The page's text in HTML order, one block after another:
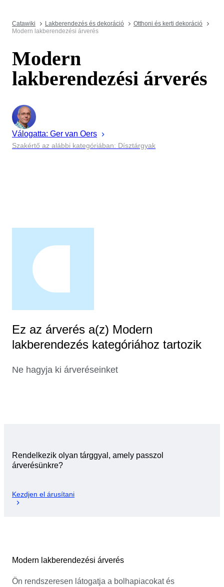
Catawiki Lakberendezés és dekoráció
Otthoni és kerti dekoráció
Modern lakberendezési árverés
Modern
lakberendezési árverés
Válogatta: Ger van Oers
Szakértő az alábbi kategóriában: Dísztárgyak
Ez az árverés a(z) Modern
lakberendezés kategóriához tartozik
Ne hagyja ki árveréseinket
Rendelkezik olyan tárggyal, amely passzol
árverésünkre?
Kezdjen el árusítani
Modern lakberendezési árverés
Ön rendszeresen látogatja a bolhapiacokat és